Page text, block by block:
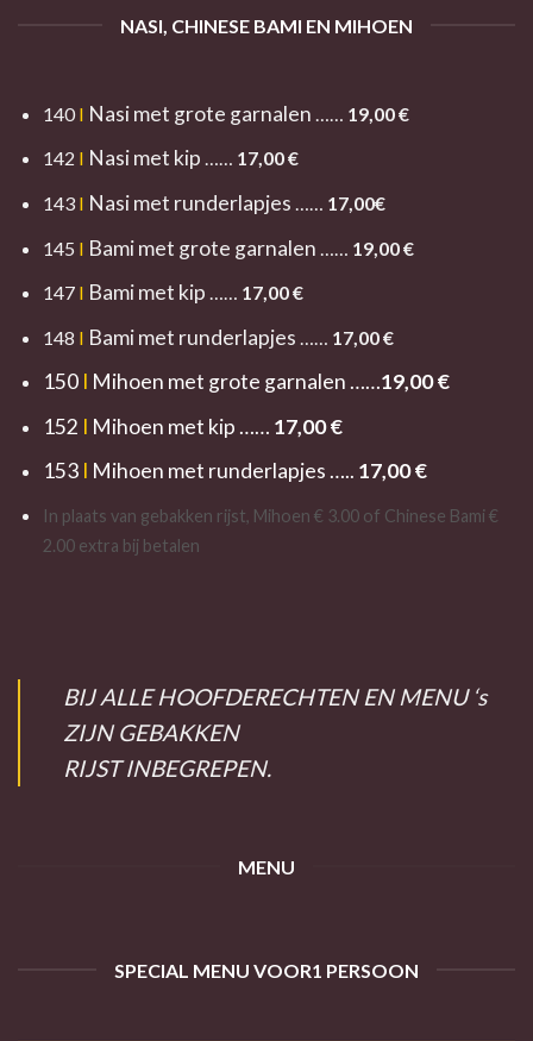
NASI, CHINESE BAMI EN MIHOEN
140I Nasi met grote garnalen 19,00 €
142 I Nasi met kip …… 17,00 €
143 I Nasi met runderlapjes …… 17,00€
145 I Bami met grote garnalen
19,00 €
147 I Bami met kip …… 17,00 €
148 I Bami met runderlapjes 17,00 €
150 I Mihoen met grote garnalen ……19,00 €
152 I Mihoen met kip …… 17,00 €
153I Mihoen met runderlapjes ….. 17,00 €
In plaats van gebakken rijst, Mihoen € 3.00 of Chinese Bami €
2.00 extra bij betalen
BIJ ALLE HOOFDERECHTEN EN MENU ‘s
ZIJN GEBAKKEN
RIJST INBEGREPEN.
MENU
SPECIAL MENU VOOR1 PERSOON